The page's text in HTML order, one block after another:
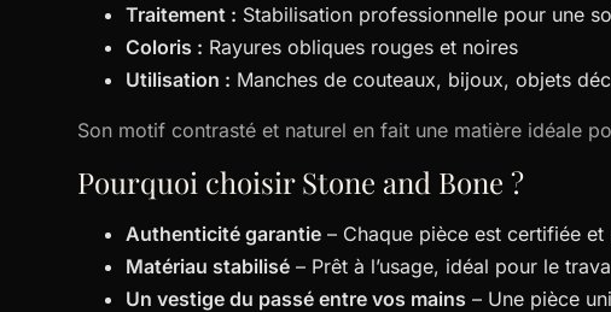
Traitement : Stabilisation professionnelle pour une
Coloris : Rayures obliques rouges et noires
Utilisation : Manches de couteaux, bijoux, objets
Son motif contrasté et naturel en fait une matière idéale
Pourquoi choisir Stone and Bone ?
Authenticité garantie – Chaque pièce est certifiée
Matériau stabilisé – Prêt à l’usage, idéal pour le
Un vestige du passé entre vos mains – Une pièce